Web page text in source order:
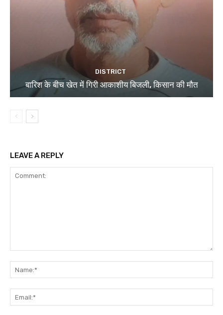
DISTRICT
बारिश के बीच खेत में गिरी आकाशीय बिजली, किसान की मौत
LEAVE A REPLY